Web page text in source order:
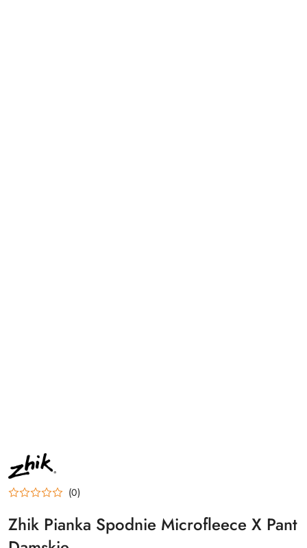
NAZWA
PRODUCENTA:
ZHIK
(0)
Zhik Pianka Spodnie Microfleece X Pant